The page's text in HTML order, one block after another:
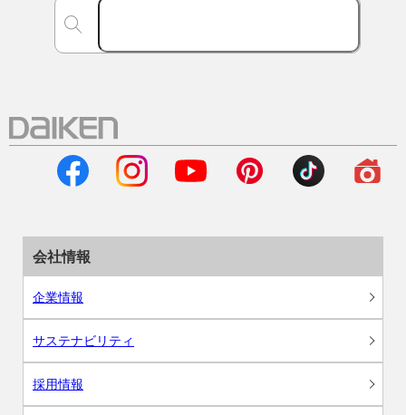
会社情報
企業情報
サステナビリティ
採用情報